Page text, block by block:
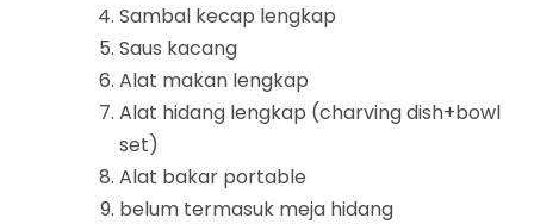
Sambal kecap lengkap
Saus kacang
Alat makan lengkap
Alat hidang lengkap (charving dish+bowl
set)
Alat bakar portable
belum termasuk meja hidang